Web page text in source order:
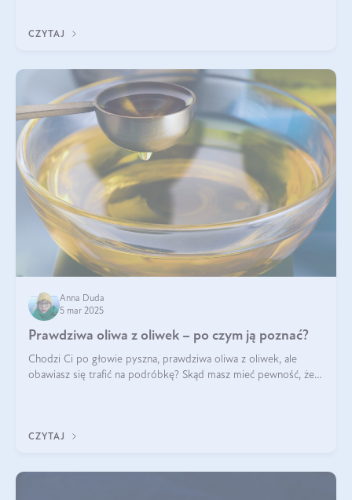
CZYTAJ
Anna Duda
5 mar 2025
Prawdziwa oliwa z oliwek – po czym ją poznać?
Chodzi Ci po głowie pyszna, prawdziwa oliwa z oliwek, ale
obawiasz się trafić na podróbkę? Skąd masz mieć pewność, że
CZYTAJ